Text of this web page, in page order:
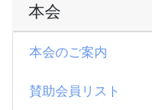
本会
本会のご案内
賛助会員リスト